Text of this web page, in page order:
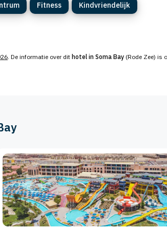
Fitness Kindvriendelijk
. De informatie over dit hotel in Soma Bay (Rode Zee) is